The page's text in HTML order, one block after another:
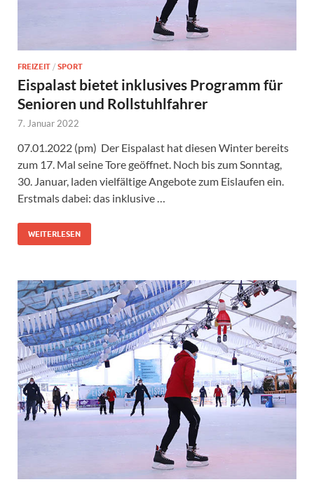
FREIZEIT / SPORT
Eispalast bietet inklusives Programm für
Senioren und Rollstuhlfahrer
7. Januar 2022
07.01.2022 (pm) Der Eispalast hat diesen Winter bereits
zum 17. Mal seine Tore geöffnet. Noch bis zum Sonntag,
30. Januar, laden vielfältige Angebote zum Eislaufen ein.
Erstmals dabei: das inklusive …
WEITERLESEN